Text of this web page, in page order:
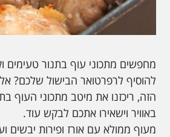
מחפשים מתכוני עוף בתנור טעימים
להוסיף לרפרטואר הבישול שלכם?
הזה, ריכזנו את מיטב מתכוני העוף
באוויר וישאירו אתכם לבקש עוד.
מעוף ממולא עם אורז ופירות יבשים